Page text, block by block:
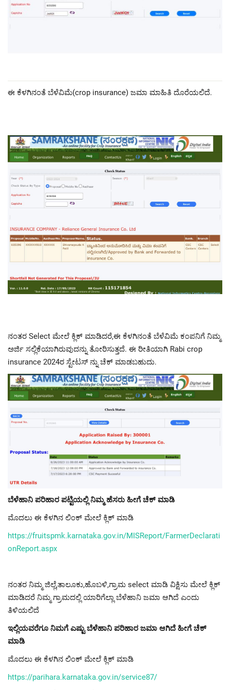
ಈ ಕೆಳಗಿನಂತೆ ಬೆಳೆವಿಮೆ(crop insurance) ಜಮಾ ಮಾಹಿತಿ ದೊರೆಯಲಿದೆ.
ನಂತರ Select ಮೇಲೆ ಕ್ಲಿಕ್ ಮಾಡಿದರೆ,ಈ ಕೆಳಗಿನಂತೆ ಬೆಳೆವಿಮೆ ಕಂಪನಿಗೆ ನಿಮ್ಮ
ಅರ್ಜಿ ಸಲ್ಲಿಕೆಯಾಗಿರುವುದನ್ನು ತೋರಿಸುತ್ತದೆ. ಈ ರೀತಿಯಾಗಿ Rabi crop
insurance 2024ರ ಸ್ಟೇಟಸ್ ನ್ನು ಚೆಕ್ ಮಾಡಬಹುದು.
ಬೆಳೆಹಾನಿ ಪರಿಹಾರ ಪಟ್ಟಿಯಲ್ಲಿ ನಿಮ್ಮ ಹೆಸರು ಹೀಗೆ ಚೆಕ್ ಮಾಡಿ
ಮೊದಲು ಈ ಕೆಳಗಿನ ಲಿಂಕ್ ಮೇಲೆ ಕ್ಲಿಕ್ ಮಾಡಿ
https://fruitspmk.karnataka.gov.in/MISReport/FarmerDeclarati
onReport.aspx
ನಂತರ ನಿಮ್ಮ ಜಿಲ್ಲೆ,ತಾಲೂಕು,ಹೊಬಳಿ,ಗ್ರಾಮ select ಮಾಡಿ ವಿಕ್ಷಿಸು ಮೇಲೆ ಕ್ಲಿಕ್
ಮಾಡಿದರೆ ನಿಮ್ಮ ಗ್ರಾಮದಲ್ಲಿ ಯಾರಿಗೆಲ್ಲಾ ಬೆಳೆಹಾನಿ ಜಮಾ ಆಗಿದೆ ಎಂದು
ತಿಳಿಯಲಿದೆ
ಇಲ್ಲಿಯವರೆಗೂ ನಿಮಗೆ ಎಷ್ಟು ಬೆಳೆಹಾನಿ ಪರಿಹಾರ ಜಮಾ ಆಗಿದೆ ಹೀಗೆ ಚೆಕ್
ಮಾಡಿ
ಮೊದಲು ಈ ಕೆಳಗಿನ ಲಿಂಕ್ ಮೇಲೆ ಕ್ಲಿಕ್ ಮಾಡಿ
https://parihara.karnataka.gov.in/service87/